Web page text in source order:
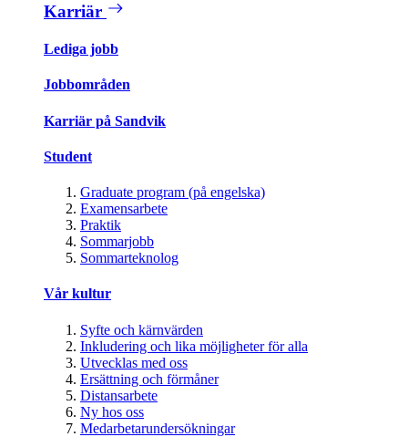
Karriär
Lediga jobb
Jobbområden
Karriär på Sandvik
Student
Graduate program (på engelska)
Examensarbete
Praktik
Sommarjobb
Sommarteknolog
Vår kultur
Syfte och kärnvärden
Inkludering och lika möjligheter för alla
Utvecklas med oss
Ersättning och förmåner
Distansarbete
Ny hos oss
Medarbetarundersökningar